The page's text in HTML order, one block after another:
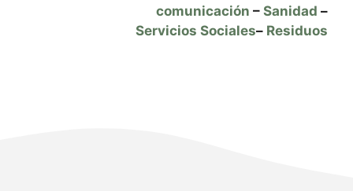
comunicación – Sanidad –
Servicios Sociales– Residuos